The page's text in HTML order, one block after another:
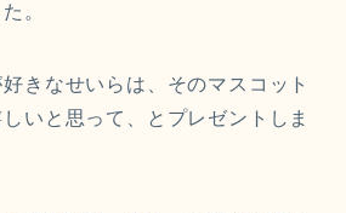
。
きなせいらは、そのマスコット
いと思って、とプレゼントしま